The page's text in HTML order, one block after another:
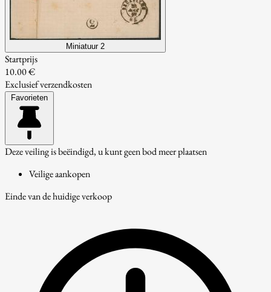
Miniatuur 2
Startprijs
10.00 €
Exclusief verzendkosten
Favorieten
Deze veiling is beëindigd, u kunt geen bod meer plaatsen
Veilige aankopen
Einde van de huidige verkoop